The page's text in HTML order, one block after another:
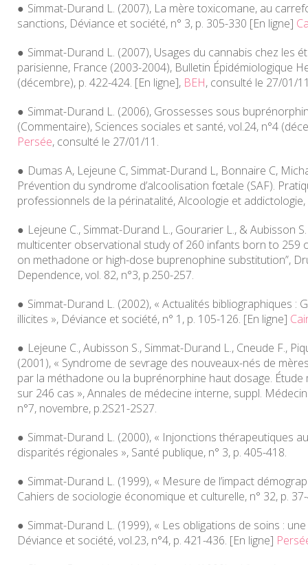
Simmat-Durand L. (2007), La mère toxicomane, au
sanctions, Déviance et société, n° 3, p. 305-330 [En ligne]
Simmat-Durand L. (2007), Usages du cannabis chez les
parisienne, France (2003-2004), Bulletin Épidémiologique
(décembre), p. 422-424. [En ligne], BEH, consulté le 27/01/
Simmat-Durand L. (2006), Grossesses sous
(Commentaire), Sciences sociales et santé, vol.24, n°4
Persée, consulté le 27/01/11.
Dumas A, Lejeune C, Simmat-Durand L, Bonnaire C,
Prévention du syndrome d’alcoolisation fœtale (SAF).
professionnels de la périnatalité,Alcoologie et addictologie
Lejeune C., Simmat-Durand L., Gourarier L., & Aubisson
multicenter observational study of 260 infants born to 259
on methadone or high-dose buprenophine substitution”,
Dependence, vol. 82, n°3, p.250-257.
Simmat-Durand L. (2002), « Actualités bibliographiques :
illicites », Déviance et société, n° 1, p. 105-126. [En ligne]
Lejeune C., Aubisson S., Simmat-Durand L., Cneude F.,
(2001), « Syndrome de sevrage des nouveaux-nés de
par la méthadone ou la buprénorphine haut dosage.
sur 246 cas »,Annales de médecine interne, suppl.
n°7, novembre, p.2S21-2S27.
Simmat-Durand L. (2000), « Injonctions thérapeutiques
disparités régionales », Santé publique, n° 3, p. 405-418.
Simmat-Durand L. (1999), « Mesure de l’impact
Cahiers de sociologie économique et culturelle, n° 32, p.
Simmat-Durand L. (1999), « Les obligations de soins :
Déviance et société, vol.23, n°4, p. 421-436. [En ligne]